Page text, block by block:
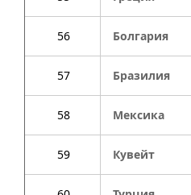
56 Болгария
57 Бразилия
58 Мексика
59 Кувейт